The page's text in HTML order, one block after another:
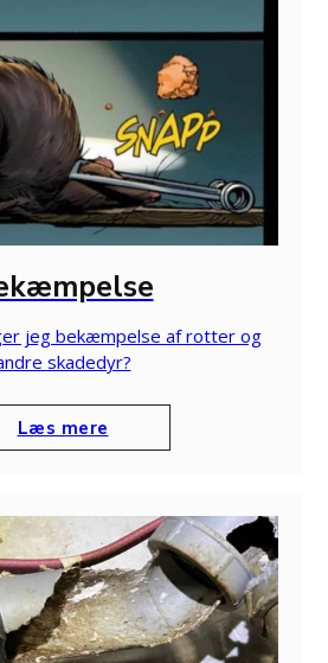
jeg bekæmpelse af rotter og
skadedyr?
Læs mere